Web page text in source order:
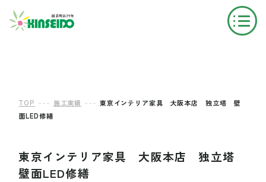
TOP --- 施工実績 --- 東京インテリア家具 大阪本店 独立塔 壁
面LED修繕
東京インテリア家具 大阪本店 独立塔
壁面LED修繕